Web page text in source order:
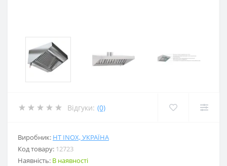
Відгуки: (0)
Виробник: HT INOX, УКРАЇНА
Код товару: 12723
Наявність: В наявності